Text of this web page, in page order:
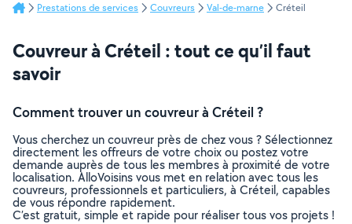
Prestations de services Couvreurs Val-de-marne Créteil
Couvreur à Créteil : tout ce qu’il faut
savoir
Comment trouver un couvreur à Créteil ?
Vous cherchez un couvreur près de chez vous ? Sélectionnez
directement les offreurs de votre choix ou postez votre
demande auprès de tous les membres à proximité de votre
localisation. AlloVoisins vous met en relation avec tous les
couvreurs, professionnels et particuliers, à Créteil, capables
de vous répondre rapidement.
C’est gratuit, simple et rapide pour réaliser tous vos projets !